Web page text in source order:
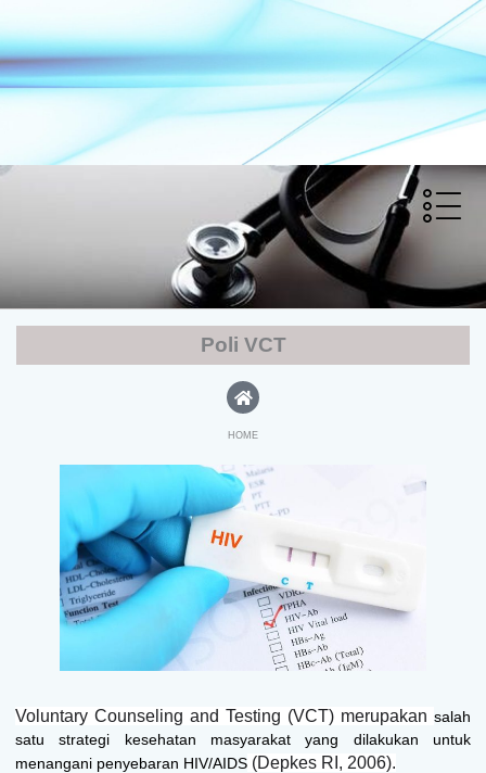
ke
konten
Poli VCT
HOME
Voluntary Counseling and Testing (VCT) merupakan salah
satu strategi kesehatan masyarakat yang dilakukan untuk
menangani penyebaran HIV/AIDS (Depkes RI, 2006).